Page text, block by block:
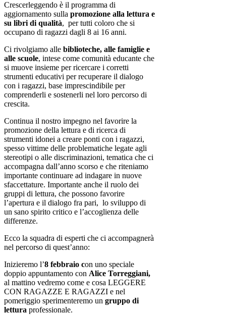
Crescerleggendo è il programma di
aggiornamento sulla promozione alla lettura e
su libri di qualità, per tutti coloro che si
occupano di ragazzi dagli 8 ai 16 anni.
Ci rivolgiamo alle biblioteche, alle famiglie e
alle scuole, intese come comunità educante che
si muove insieme per ricercare i corretti
strumenti educativi per recuperare il dialogo
con i ragazzi, base imprescindibile per
comprenderli e sostenerli nel loro percorso di
crescita.
Continua il nostro impegno nel favorire la
promozione della lettura e di ricerca di
strumenti idonei a creare ponti con i ragazzi,
spesso vittime delle problematiche legate agli
stereotipi o alle discriminazioni, tematica che ci
accompagna dall’anno scorso e che riteniamo
importante continuare ad indagare in nuove
sfaccettature. Importante anche il ruolo dei
gruppi di lettura, che possono favorire
l’apertura e il dialogo fra pari, lo sviluppo di
un sano spirito critico e l’accoglienza delle
differenze.
Ecco la squadra di esperti che ci accompagnerà
nel percorso di quest’anno:
Inizieremo l’8 febbraio con uno speciale
doppio appuntamento con Alice Torreggiani,
al mattino vedremo come e cosa LEGGERE
CON RAGAZZE E RAGAZZI e nel
pomeriggio sperimenteremo un gruppo di
lettura professionale.